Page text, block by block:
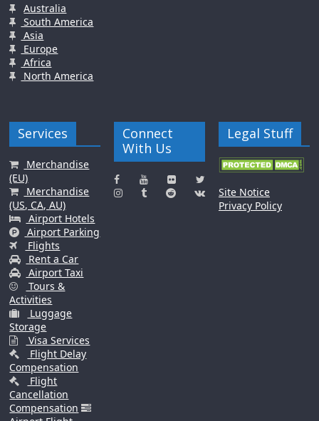
Australia
South America
Asia
Europe
Africa
North America
Services
Merchandise
(EU)
Merchandise
(US, CA, AU)
Airport Hotels
Airport Parking
Flights
Rent a Car
Airport Taxi
Tours &
Activities
Luggage
Storage
Visa Services
Flight Delay
Compensation
Flight
Cancellation
Compensation
Connect
With Us
Legal Stuff
Site Notice
Privacy Policy